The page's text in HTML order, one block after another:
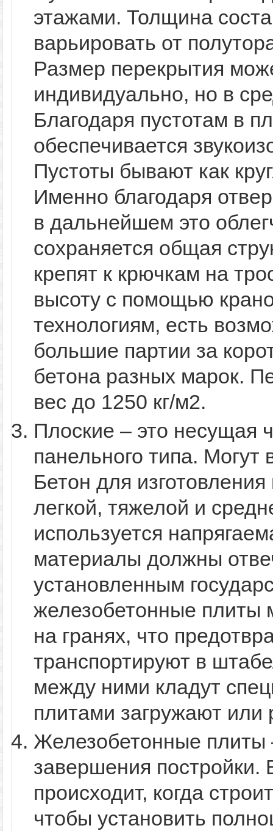
этажами. Толщина
варьировать от
Размер перекрытия
индивидуально, но в
Благодаря пустотам в
обеспечивается
Пустоты бывают как
Именно благодаря
в дальнейшем это
сохраняется общая
крепят к крючкам на
высоту с помощью
технологиям, есть
большие партии за
бетона разных марок.
вес до 1250 кг/м2.
Плоские – это несущая
панельного типа.
Бетон для
легкой, тяжелой и
используется
материалы должны
установленным
железобетонные плиты
на гранях, что
транспортируют в
между ними кладут
плитами загружают
Железобетонные плиты
завершения постройки.
происходит, когда
чтобы установить